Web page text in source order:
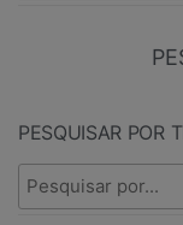
PESQUISAR POR